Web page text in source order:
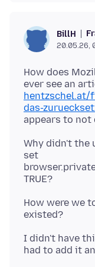
BillH
20.05.26,
How does
ever see an
das-
Why didn't the
set
How were we
I didn't have